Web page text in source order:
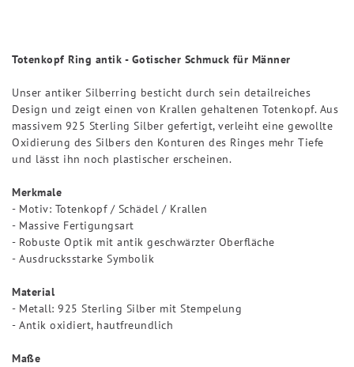
Totenkopf Ring antik - Gotischer Schmuck für Männer
Unser antiker Silberring besticht durch sein detailreiches
Design und zeigt einen von Krallen gehaltenen Totenkopf. Aus
massivem 925 Sterling Silber gefertigt, verleiht eine gewollte
Oxidierung des Silbers den Konturen des Ringes mehr Tiefe
und lässt ihn noch plastischer erscheinen.
Merkmale
- Motiv: Totenkopf / Schädel / Krallen
- Massive Fertigungsart
- Robuste Optik mit antik geschwärzter Oberfläche
- Ausdrucksstarke Symbolik
Material
- Metall: 925 Sterling Silber mit Stempelung
- Antik oxidiert, hautfreundlich
Maße